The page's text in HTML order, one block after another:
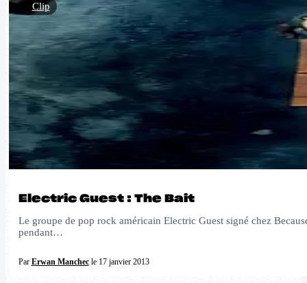
Electric Guest : The Bait
Le groupe de pop rock américain Electric Guest signé chez
pendant…
Par Erwan Manchecle 17 janvier 2013
Clip